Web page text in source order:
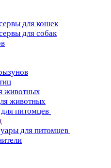
для кошек
для собак
животных
животных
питомцев
для питомцев